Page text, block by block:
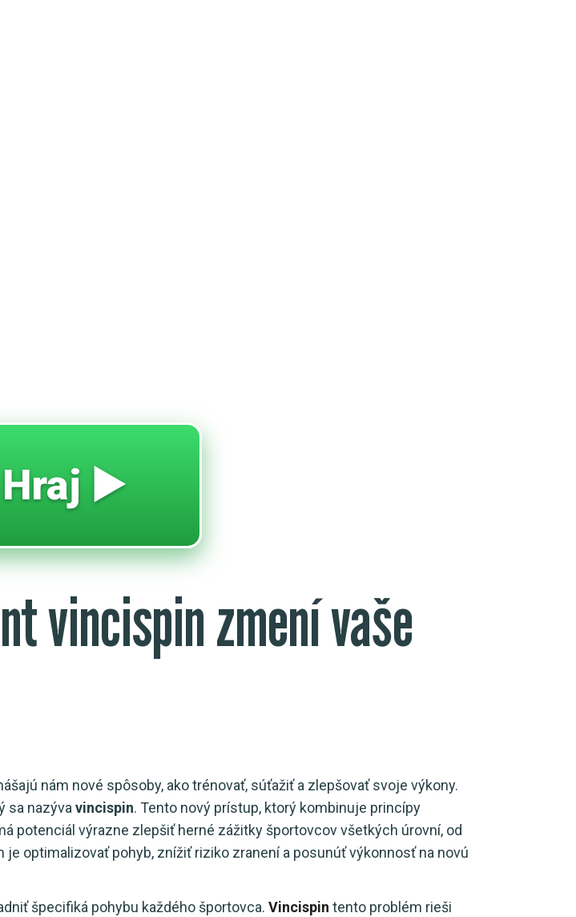
Hraj ▶️
vincispin zmení vaše
nám nové spôsoby, ako trénovať, súťažiť a zlepšovať svoje výkony.
sa nazývavincispin. Tento nový prístup, ktorý kombinuje princípy
potenciál výrazne zlepšiť herné zážitky športovcov všetkých úrovní, od
optimalizovať pohyb, znížiť riziko zranení a posunúť výkonnosť na novú
špecifiká pohybu každého športovca. Vincispin tento problém rieši